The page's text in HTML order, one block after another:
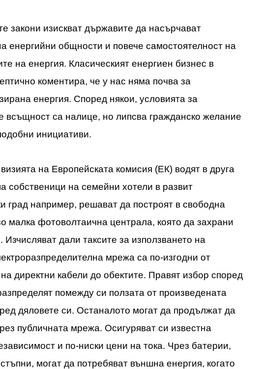
закони изискват държавите да насърчават
енергийни общности и повече самостоятелност на
на енергия. Класическият енергиен бизнес в
коментира, че у нас няма почва за
енергия. Според някои, условията за
всъщност са налице, но липсва гражданско желание
инициативи.
на Европейската комисия (ЕК) водят в друга
собственици на семейни хотели в развит
град например, решават да построят в свободна
малка фотоволтаична централа, която да захрани
Изчисляват дали таксите за използването на
мрежа са по-изгодни от
директни кабели до обектите. Правят избор според
помежду си ползата от произведената
дяловете си. Останалото могат да продължат да
публичната мрежа. Осигуряват си известна
и по-ниски цени на тока. Чрез батерии,
могат да потребяват външна енергия, когато